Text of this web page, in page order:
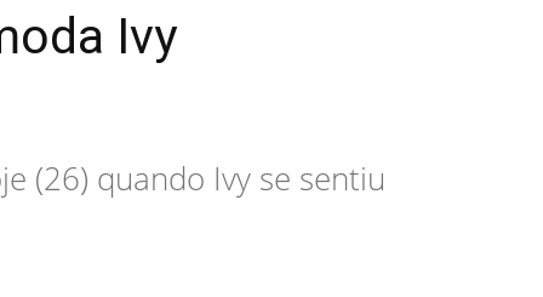
Ivy
(26) quando Ivy se sentiu